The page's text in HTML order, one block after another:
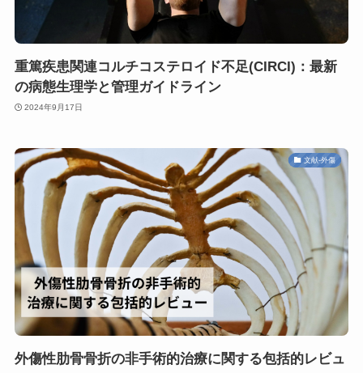
重篤疾患関連コルチコステロイド不足(CIRCI)：最新
の病態生理学と管理ガイドライン
2024年9月17日
文献-外傷
外傷性肋骨骨折の非手術的治療に関する包括的レビュ